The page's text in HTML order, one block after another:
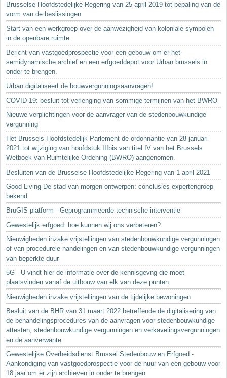
Brusselse Hoofdstedelijke Regering van 25 april 2019 tot bepaling van de
vorm van de beslissingen
Start van een werkgroep over de aanwezigheid van koloniale symbolen
in de openbare ruimte
Bericht van vastgoedprospectie voor een gebouw om er het
semidynamische archief en een erfgoeddepot voor Urban.brussels in
onder te brengen.
Urban digitaliseert de bouwvergunningsaanvragen!
COVID-19: besluit tot verlenging van sommige termijnen van het BWRO
Nieuwe verplichtingen voor de aanvrager van de stedenbouwkundige
vergunning
Het Brussels Hoofdstedelijk Parlement de ordonnantie van 28 januari
2021 tot wijziging van hoofdstuk IIIbis van titel IV van het Brussels
Wetboek van Ruimtelijke Ordening (BWRO) aangenomen.
Besluiten van de Brusselse Hoofdstedelijke Regering van 1 april 2021
Good Living De stad van morgen ontwerpen: conclusies expertengroep
bekend
BruGIS-platform - Geprogrammeerde technische interventie
Gewestelijk erfgoed: hoe kunnen wij ons verbeteren?
Nieuwigheden inzake vrijstellingen van stedenbouwkundige vergunningen
of van procedurele handelingen en van stedenbouwkundige vergunningen
van beperkte duur
5G - U vindt hier de informatie over de kennisgevng die moet
plaatsvinden vanaf de uitbouw van elk van deze punten
Nieuwigheden inzake vrijstellingen van de tijdelijke bewoningen
Besluit van de BHR van 31 maart 2022 betreffende de digitalisering van
de behandelingsprocedures van de aanvragen voor stedenbouwkundige
attesten, stedenbouwkundige vergunningen en verkavelingsvergunningen
en de aanverwante
Gewestelijke Overheidsdienst Brussel Stedenbouw en Erfgoed -
Aankondiging van vastgoedprospectie voor de huur van een gebouw voor
18 jaar om er zijn archieven in onder te brengen